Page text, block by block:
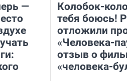
—
Колобок-
тебя боюсь!
отложили
«Человека-
отзыв о
«человека-